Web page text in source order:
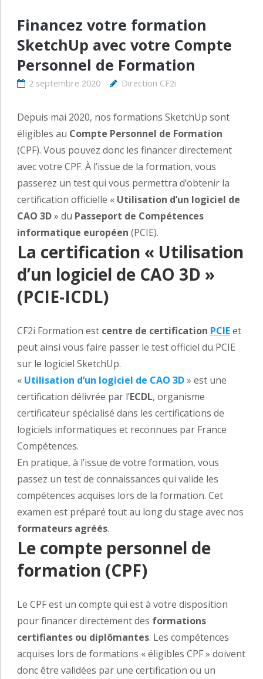
Financez votre formation
SketchUp avec votre Compte
Personnel de Formation
2 septembre 2020 Direction CF2i
Depuis mai 2020, nos formations SketchUp sont
éligibles au Compte Personnel de Formation
(CPF). Vous pouvez donc les financer directement
avec votre CPF. À l’issue de la formation, vous
passerez un test qui vous permettra d’obtenir la
certification officielle « Utilisation d’un logiciel de
CAO 3D» du Passeport de Compétences
informatique européen (PCIE).
La certification « Utilisation
d’un logiciel de CAO 3D »
(PCIE-ICDL)
CF2i Formation est centre de certification PCIEet
peut ainsi vous faire passer le test officiel du PCIE
sur le logiciel SketchUp.
« Utilisation d’un logiciel de CAO 3D» est une
certification délivrée par l’ECDL, organisme
certificateur spécialisé dans les certifications de
logiciels informatiques et reconnues par France
Compétences.
En pratique, à l’issue de votre formation, vous
passez un test de connaissances qui valide les
compétences acquises lors de la formation. Cet
examen est préparé tout au long du stage avec nos
formateurs agréés.
Le compte personnel de
formation (CPF)
Le CPF est un compte qui est à votre disposition
pour financer directement des formations
certifiantes ou diplômantes. Les compétences
acquises lors de formations « éligibles CPF » doivent
donc être validées par une certification ou un